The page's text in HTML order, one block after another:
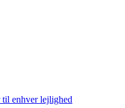
til enhver lejlighed